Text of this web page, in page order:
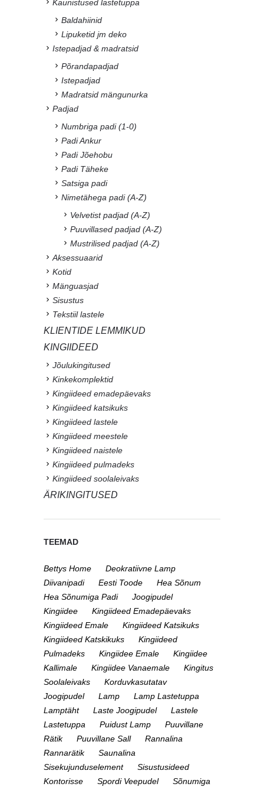
Kaunistused lastetuppa
Baldahiinid
Lipuketid jm deko
Istepadjad & madratsid
Põrandapadjad
Istepadjad
Madratsid mängunurka
Padjad
Numbriga padi (1-0)
Padi Ankur
Padi Jõehobu
Padi Täheke
Satsiga padi
Nimetähega padi (A-Z)
Velvetist padjad (A-Z)
Puuvillased padjad (A-Z)
Mustrilised padjad (A-Z)
Aksessuaarid
Kotid
Mänguasjad
Sisustus
Tekstiil lastele
KLIENTIDE LEMMIKUD
KINGIIDEED
Jõulukingitused
Kinkekomplektid
Kingiideed emadepäevaks
Kingiideed katsikuks
Kingiideed lastele
Kingiideed meestele
Kingiideed naistele
Kingiideed pulmadeks
Kingiideed soolaleivaks
ÄRIKINGITUSED
TEEMAD
Bettys Home
Deokratiivne Lamp
Diivanipadi
Eesti Toode
Hea Sõnum
Hea Sõnumiga Padi
Joogipudel
Kingiidee
Kingiideed Emadepäevaks
Kingiideed Emale
Kingiideed Katsikuks
Kingiideed Katskikuks
Kingiideed
Pulmadeks
Kingiidee Emale
Kingiidee
Kallimale
Kingiidee Vanaemale
Kingitus
Soolaleivaks
Korduvkasutatav
Joogipudel
Lamp
Lamp Lastetuppa
Lamptäht
Laste Joogipudel
Lastele
Lastetuppa
Puidust Lamp
Puuvillane
Rätik
Puuvillane Sall
Rannalina
Rannarätik
Saunalina
Sisekujunduselement
Sisustusideed
Kontorisse
Spordi Veepudel
Sõnumiga